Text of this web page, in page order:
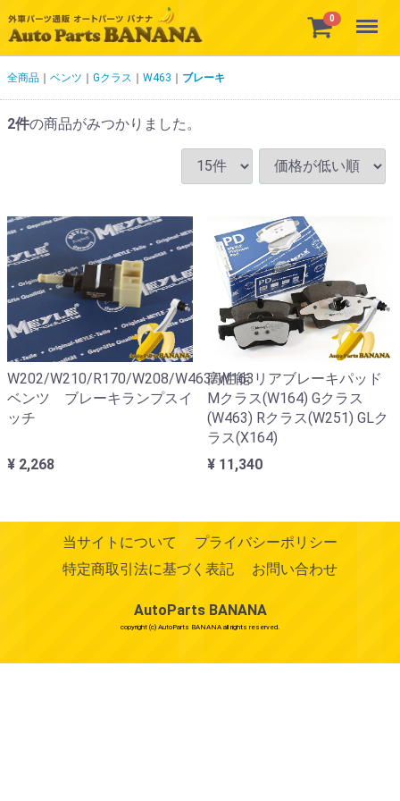
0 Menu
全商品 ベンツ Gクラス W463 ブレーキ
2件の商品がみつかりました。
W202/W210/R170/W208/W463/W163
ベンツ ブレーキランプスイ
ッチ
¥ 2,268
高性能 リアブレーキパッド
Mクラス(W164) Gクラス
(W463) Rクラス(W251) GLク
ラス(X164)
¥ 11,340
当サイトについて
プライバシーポリシー
特定商取引法に基づく表記
お問い合わせ
AutoParts BANANA
copyright (c) AutoParts BANANA all rights reserved.